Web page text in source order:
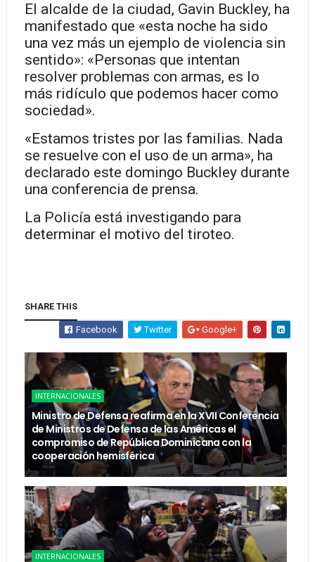
El alcalde de la ciudad, Gavin Buckley, ha
manifestado que «esta noche ha sido
una vez más un ejemplo de violencia sin
sentido»: «Personas que intentan
resolver problemas con armas, es lo
más ridículo que podemos hacer como
sociedad».
«Estamos tristes por las familias. Nada
se resuelve con el uso de un arma», ha
declarado este domingo Buckley durante
una conferencia de prensa.
La Policía está investigando para
determinar el motivo del tiroteo.
SHARE THIS
Facebook Twitter Google+
INTERNACIONALES
Ministro de Defensa reafirma en la XVII Conferencia
de Ministros de Defensa de las Américas el
compromiso de República Dominicana con la
cooperación hemisférica
INTERNACIONALES